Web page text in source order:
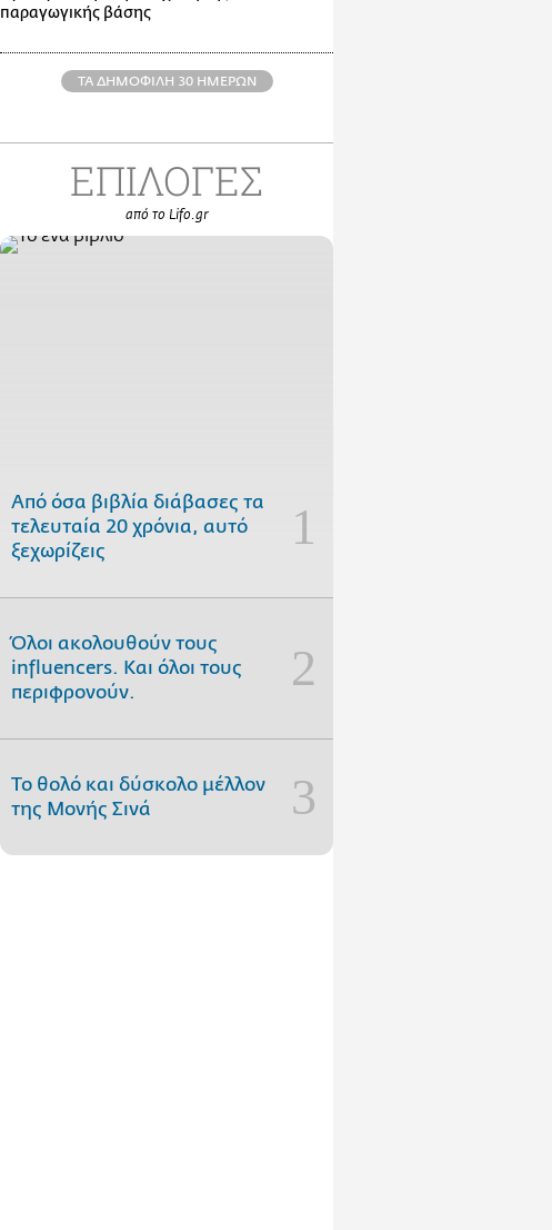
παραγωγικής βάσης
ΤΑ ΔΗΜΟΦΙΛΗ 30 ΗΜΕΡΩΝ
ΕΠΙΛΟΓΕΣ
από το Lifo.gr
Από όσα βιβλία διάβασες τα
τελευταία 20 χρόνια, αυτό
ξεχωρίζεις
Όλοι ακολουθούν τους
influencers. Και όλοι τους
περιφρονούν.
Το θολό και δύσκολο μέλλον
της Μονής Σινά